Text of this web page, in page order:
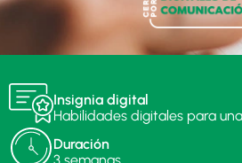
Insignia digital
Habilidades digitales para
Duración